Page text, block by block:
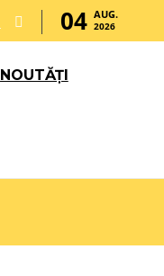
04 AUG.
2026
NOUTĂȚI